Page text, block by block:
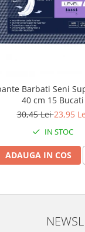
Barbati Seni
40 cm 15 Bucati
30,45 Lei23,95
IN STOC
ADAUGA IN COS